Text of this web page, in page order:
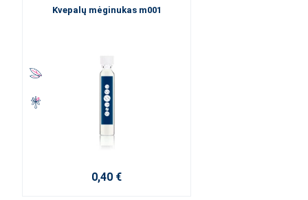
Kvepalų mėginukas m001
0,40 €